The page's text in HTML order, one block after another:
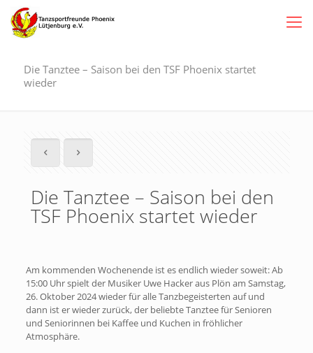
Die Tanztee – Saison bei den TSF Phoenix startet
wieder
Die Tanztee – Saison bei den
TSF Phoenix startet wieder
Am kommenden Wochenende ist es endlich wieder soweit: Ab
15:00 Uhr spielt der Musiker Uwe Hacker aus Plön am Samstag,
26. Oktober 2024 wieder für alle Tanzbegeisterten auf und
dann ist er wieder zurück, der beliebte Tanztee für Senioren
und Seniorinnen bei Kaffee und Kuchen in fröhlicher
Atmosphäre.